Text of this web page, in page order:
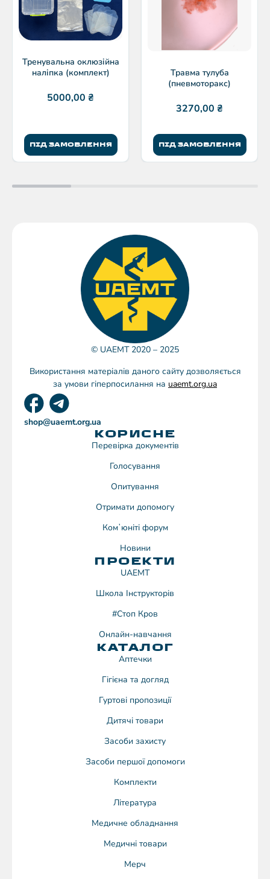
Тренувальна оклюзійна
наліпка (комплект)
5000,00 ₴
ПІД ЗАМОВЛЕННЯ
Травма тулуба
(пневмоторакс)
3270,00 ₴
ПІД ЗАМОВЛЕННЯ
© UAEMT 2020 – 2025
Використання матеріалів даного сайту дозволяється
за умови гіперпосилання на uaemt.org.ua
shop@uaemt.org.ua
КОРИСНЕ
Перевірка документів
Голосування
Опитування
Отримати допомогу
Комʼюніті форум
Новини
ПРОЕКТИ
UAEMT
Школа Інструкторів
#Стоп Кров
Онлайн-навчання
КАТАЛОГ
Аптечки
Гігієна та догляд
Гуртові пропозиції
Дитячі товари
Засоби захисту
Засоби першої допомоги
Комплекти
Література
Медичне обладнання
Медичні товари
Мерч